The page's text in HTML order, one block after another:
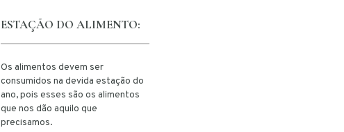
ESTAÇÃO DO ALIMENTO:
Os alimentos devem ser
consumidos na devida estação do
ano, pois esses são os alimentos
que nos dão aquilo que
precisamos.